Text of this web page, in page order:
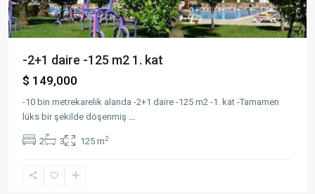
-2+1 daire -125 m2 1. kat
$ 149,000
-10 bin metrekarelik alanda -2+1 daire -125 m2 -1. kat -Tamamen
lüks bir şekilde döşenmiş
2 3 125 m2
Mah.